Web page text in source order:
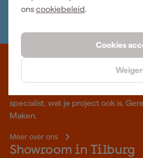
onscookiebeleid.
Cookies
Neem contact op met één
Waar staat
specialist, wat je project ook is.
Maken.
Meer over ons
Showroom in Tilburg